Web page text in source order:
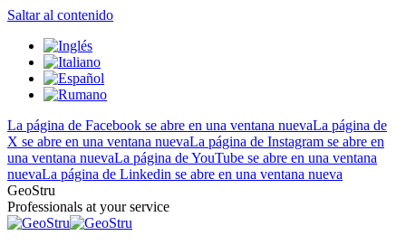
Saltar al contenido
La página de Facebook se abre en una ventana nuevaLa página de
X se abre en una ventana nuevaLa página de Instagram se abre en
una ventana nuevaLa página de YouTube se abre en una ventana
nuevaLa página de Linkedin se abre en una ventana nueva
GeoStru
Professionals at your service